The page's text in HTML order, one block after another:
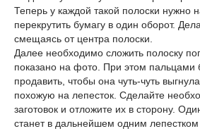
Теперь у каждой такой полоски нужно
перекрутить бумагу в один оборот.
смещаясь от центра полоски.
Далее необходимо сложить полоску
показано на фото. При этом пальцами
продавить, чтобы она чуть-чуть
похожую на лепесток. Сделайте
заготовок и отложите их в сторону.
станет в дальнейшем одним лепестком